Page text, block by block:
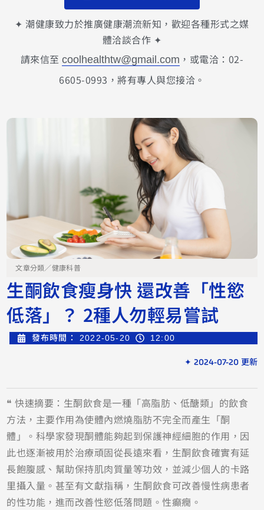
✦ 潮健康致力於推廣健康潮流新知，歡迎各種形式之媒
體洽談合作 ✦
請來信至coolhealthtw@gmail.com ，或電洽：02-
6605-0993，將有專人與您接洽。
文章分類／健康科普
生酮飲食瘦身快 還改善「性慾
低落」？ 2種人勿輕易嘗試
發布時間： 2022-05-20 12:00
✦ 2024-07-20 更新
❝ 快速摘要：生酮飲食是一種「高脂肪、低醣類」的飲食
方法，主要作用為使體內燃燒脂肪不完全而產生「酮
體」。科學家發現酮體能夠起到保護神經細胞的作用，因
此也逐漸被用於治療頑固從長遠來看，生酮飲食確實有延
長飽腹感、幫助保持肌肉質量等功效，並減少個人的卡路
里攝入量。甚至有文獻指稱，生酮飲食可改善慢性病患者
的性功能，進而改善性慾低落問題。性癲癇。